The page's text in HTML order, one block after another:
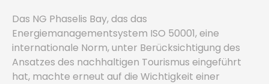
Das NG Phaselis Bay, das das
Energiemanagementsystem ISO 50001, eine
internationale Norm, unter Berücksichtigung des
Ansatzes des nachhaltigen Tourismus eingeführt
hat, machte erneut auf die Wichtigkeit einer